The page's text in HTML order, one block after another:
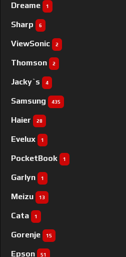
Dreame 1
Sharp 6
ViewSonic 2
Thomson 2
Jacky`s 4
Samsung 435
Haier 28
Evelux 1
PocketBook 1
Garlyn 1
Meizu 13
Cata 1
Gorenje 15
Epson 51